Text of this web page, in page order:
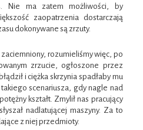
Nie ma zatem możliwości, by
zaopatrzenia dostarczają
dokonywane są zrzuty.
zaciemniony, rozumieliśmy więc, po
zrzucie, ogłoszone przez
i ciężka skrzynia spadłaby mu
scenariusza, gdy nagle nad
kształt. Zmylił nas pracujący
nadlatującej maszyny. Za to
z niej przedmioty.